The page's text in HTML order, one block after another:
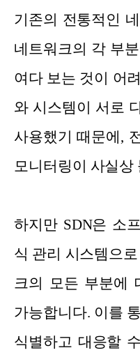
기존의 전통적인
네트워크의 각 부
여다 보는 것이 어
와 시스템이 서로
사용했기 때문에,
모니터링이 사실상
하지만 SDN은 소
식 관리 시스템으
크의 모든 부분에
가능합니다. 이를
식별하고 대응할